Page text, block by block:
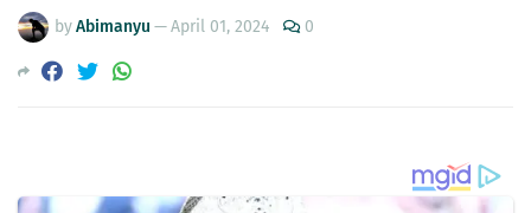
byAbimanyu —April 01, 2024 0